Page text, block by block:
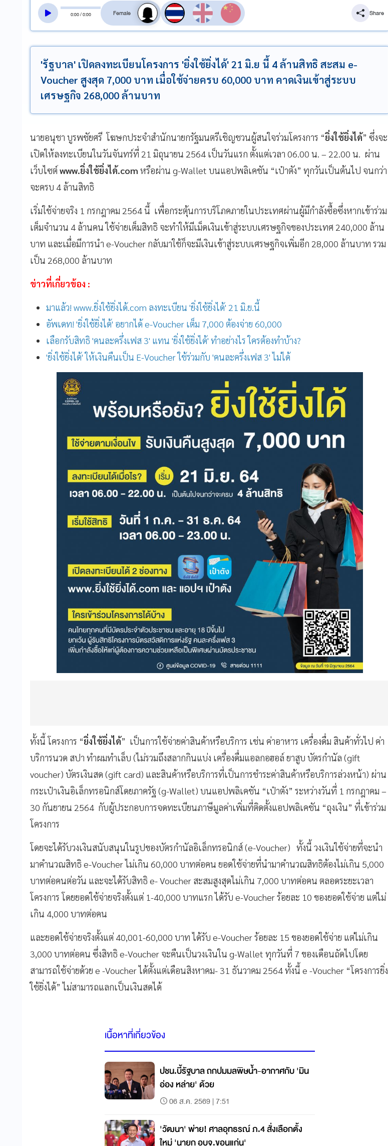
0:00/0:00
สลับเสียงอ่าน
Share
'รัฐบาล' เปิดลงทะเบียนโครงการ 'ยิ่งใช้ยิ่งได้' 21 มิ.ย นี้ 4 ล้านสิทธิ สะสม e-
Voucher สูงสุด 7,000 บาท เมื่อใช้จ่ายครบ 60,000 บาท คาดเงินเข้าสู่ระบบ
เศรษฐกิจ 268,000 ล้านบาท
นายอนุชา บูรพชัยศรี โฆษกประจำสำนักนายกรัฐมนตรีเชิญชวนผู้สนใจร่วมโครงการ “ยิ่งใช้ยิ่งได้” ซึ่งจะ
เปิดให้ลงทะเบียนในวันจันทร์ที่ 21 มิถุนายน 2564 เป็นวันแรก ตั้งแต่เวลา 06.00 น. – 22.00 น. ผ่าน
เว็บไซต์ www.ยิ่งใช้ยิ่งได้.com หรือผ่าน g-Wallet บนแอปพลิเคชัน “เป๋าตัง” ทุกวันเป็นต้นไป จนกว่า
จะครบ 4 ล้านสิทธิ
เริ่มใช้จ่ายจริง 1 กรกฎาคม 2564 นี้ เพื่อกระตุ้นการบริโภคภายในประเทศผ่านผู้มีกำลังซื้อซึ่งหากเข้าร่วม
เต็มจำนวน 4 ล้านคน ใช้จ่ายเต็มสิทธิ จะทำให้มีเม็ดเงินเข้าสู่ระบบเศรษฐกิจของประเทศ 240,000 ล้าน
บาท และเมื่อมีการนำ e-Voucher กลับมาใช้ก็จะมีเงินเข้าสู่ระบบเศรษฐกิจเพิ่มอีก 28,000 ล้านบาท รวม
เป็น 268,000 ล้านบาท
ข่าวที่เกี่ยวข้อง :
มาแล้ว! www.ยิ่งใช้ยิ่งได้.com ลงทะเบียน 'ยิ่งใช้ยิ่งได้' 21 มิ.ย.นี้
อัพเดท! 'ยิ่งใช้ยิ่งได้' อยากได้ e-Voucher เต็ม 7,000 ต้องจ่าย 60,000
เลือกรับสิทธิ 'คนละครึ่งเฟส 3' แทน 'ยิ่งใช้ยิ่งได้' ทำอย่างไร ใครต้องทำบ้าง?
'ยิ่งใช้ยิ่งได้' ให้เงินคืนเป็น E-Voucher ใช้ร่วมกับ 'คนละครึ่งเฟส 3' ไม่ได้
ทั้งนี้ โครงการ “ยิ่งใช้ยิ่งได้” เป็นการใช้จ่ายค่าสินค้าหรือบริการ เช่น ค่าอาหาร เครื่องดื่ม สินค้าทั่วไป ค่า
บริการนวด สปา ทำผมทำเล็บ (ไม่รวมถึงสลากกินแบ่ง เครื่องดื่มแอลกอฮอล์ ยาสูบ บัตรกำนัล (gift
voucher) บัตรเงินสด (gift card) และสินค้าหรือบริการที่เป็นการชำระค่าสินค้าหรือบริการล่วงหน้า) ผ่าน
กระเป๋าเงินอิเล็กทรอนิกส์โดยภาครัฐ (g-Wallet) บนแอปพลิเคชัน “เป๋าตัง” ระหว่างวันที่ 1 กรกฎาคม –
30 กันยายน 2564 กับผู้ประกอบการจดทะเบียนภาษีมูลค่าเพิ่มที่ติดตั้งแอปพลิเคชัน “ถุงเงิน” ที่เข้าร่วม
โครงการ
โดยจะได้รับวงเงินสนับสนุนในรูปของบัตรกำนัลอิเล็กทรอนิกส์ (e-Voucher) ทั้งนี้ วงเงินใช้จ่ายที่จะนำ
มาคำนวณสิทธิ e-Voucher ไม่เกิน 60,000 บาทต่อคน ยอดใช้จ่ายที่นำมาคำนวณสิทธิต้องไม่เกิน 5,000
บาทต่อคนต่อวัน และจะได้รับสิทธิ e- Voucher สะสมสูงสุดไม่เกิน 7,000 บาทต่อคน ตลอดระยะเวลา
โครงการ โดยยอดใช้จ่ายจริงตั้งแต่ 1-40,000 บาทแรก ได้รับ e-Voucher ร้อยละ 10 ของยอดใช้จ่าย แต่ไม่
เกิน 4,000 บาทต่อคน
และยอดใช้จ่ายจริงตั้งแต่ 40,001-60,000 บาท ได้รับ e-Voucher ร้อยละ 15 ของยอดใช้จ่าย แต่ไม่เกิน
3,000 บาทต่อคน ซึ่งสิทธิ e-Voucher จะคืนเป็นวงเงินใน g-Wallet ทุกวันที่ 7 ของเดือนถัดไปโดย
สามารถใช้จ่ายด้วย e -Voucher ได้ตั้งแต่เดือนสิงหาคม- 31 ธันวาคม 2564 ทั้งนี้ e -Voucher “โครงการยิ่ง
ใช้ยิ่งได้” ไม่สามารถแลกเป็นเงินสดได้
เนื้อหาที่เกี่ยวข้อง
ปชน.บี้รัฐบาล ถกปมมลพิษน้ำ-อากาศกับ 'มิน
อ่อง หล่าย' ด้วย
06 ส.ค. 2569 | 7:51
'วัฒนา' พ่าย! ศาลอุทธรณ์ ภ.4 สั่งเลือกตั้ง
ใหม่ 'นายก อบจ.ขอนแก่น'